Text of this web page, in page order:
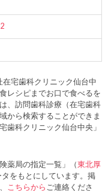
宅歯科クリニック仙台中
レシピまでお口で食べるを
、訪問歯科診療（在宅歯科
から検索することができま
科クリニック仙台中央」
薬局の指定一覧」（東北厚
をもとにしています。掲
こちらから ご連絡くださ